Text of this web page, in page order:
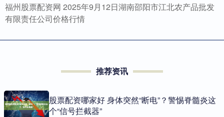
福州股票配资网 2025年9月12日湖南邵阳市江北农产品批发
有限责任公司价格行情
推荐资讯
股票配资哪家好 身体突然“断电”？警惕脊髓炎这
个“信号拦截器”